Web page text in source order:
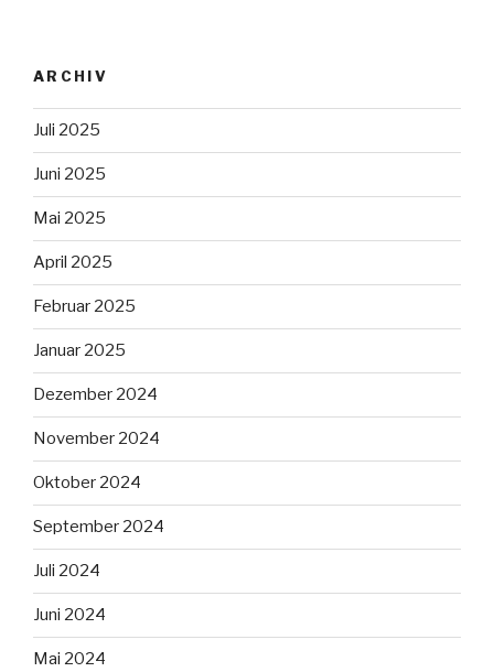
ARCHIV
Juli 2025
Juni 2025
Mai 2025
April 2025
Februar 2025
Januar 2025
Dezember 2024
November 2024
Oktober 2024
September 2024
Juli 2024
Juni 2024
Mai 2024